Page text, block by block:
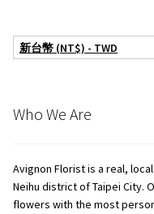
新台幣 (NT$) - TWD
Who We Are
Avignon Florist is a real,
Neihu district of Taipei City.
flowers with the most